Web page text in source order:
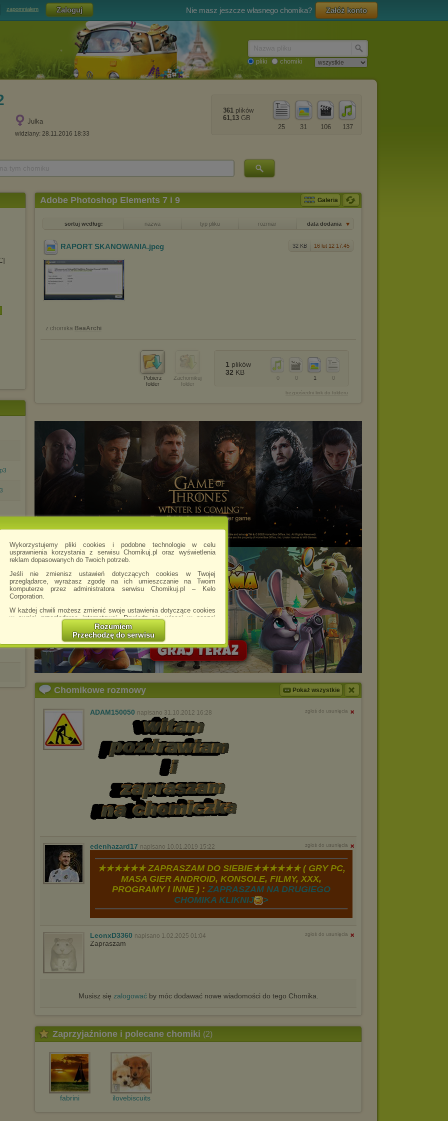
Wykorzystujemy pliki cookies i podobne technologie w celu
usprawnienia korzystania z serwisu Chomikuj.pl oraz wyświetlenia
reklam dopasowanych do Twoich potrzeb.
Jeśli nie zmienisz ustawień dotyczących cookies w Twojej
przeglądarce, wyrażasz zgodę na ich umieszczanie na Twoim
komputerze przez administratora serwisu Chomikuj.pl – Kelo
Corporation.
W każdej chwili możesz zmienić swoje ustawienia dotyczące cookies
w swojej przeglądarce internetowej. Dowiedz się więcej w naszej
http://chomikuj.pl/PolitykaPrywatnosci.aspx
Jednocześnie informujemy że zmiana ustawień przeglądarki może
spowodować ograniczenie korzystania ze strony Chomikuj.pl.
W przypadku braku twojej zgody na akceptację cookies niestety
prosimy o opuszczenie serwisu chomikuj.pl.
Wykorzystanie plików cookiesprzezZaufanych Partnerów
(dostosowanie reklam do Twoich potrzeb, analiza skuteczności działań
marketingowych).
Wyrażenie sprzeciwu spowoduje, że wyświetlana Ci reklama nie
będzie dopasowana do Twoich preferencji, a będzie to reklama
wyświetlona przypadkowo.
Istnieje możliwość zmiany ustawień przeglądarki internetowej w
sposób uniemożliwiający przechowywanie plików cookies na
urządzeniu końcowym. Można również usunąć pliki cookies,
dokonując odpowiednich zmian w ustawieniach przeglądarki
Pełną informację na ten temat znajdziesz pod adresem
http://chomikuj.pl/PolitykaPrywatnosci.aspx.
Rozumiem
Przechodzę do serwisu
zapomniałem Nie masz jeszcze własnego chomika? Załóż konto
pliki chomiki
Julka
widziany: 28.11.2016 18:33
137
106
31
25
361 plików
61,13 GB
a
Adobe Photoshop Elements 7 i 9 Galeria
sortuj według: nazwa typ pliku rozmiar data dodania
32 KB 16 lut 12 17:45
RAPORT SKANOWANIA.jpeg
z chomika BeaArchi
Pobierz
folder
Zachomikuj
folder
0
1
0
0
1 plików
32 KB
bezpośredni link do folderu
Chomikowe rozmowy Pokaż wszystkie
ADAM150050 napisano 31.10.2012 16:28 zgłoś do usunięcia
edenhazard17 napisano 10.01.2019 15:22 zgłoś do usunięcia
★★★★★★ ZAPRASZAM DO SIEBIE★★★★★★ ( GRY PC,
MASA GIER ANDROID, KONSOLE, FILMY, XXX,
PROGRAMY I INNE ) : ZAPRASZAM NA DRUGIEGO
CHOMIKA KLIKNIJ
>
LeonxD3360 napisano 1.02.2025 01:04 zgłoś do usunięcia
Zapraszam
Musisz się zalogowaćby móc dodawać nowe wiadomości do tego Chomika.
Zaprzyjaźnione i polecane chomiki (2)
fabrini ilovebiscuits